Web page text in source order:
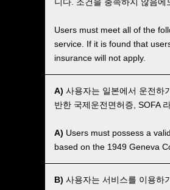
Users must meet all of the
service. If it is found that
insurance will not apply.
A) 사용자는 일본에서 운전하
반한 국제운전면허증, SOFA
A) Users must possess a
based on the 1949 Geneva
B) 사용자는 서비스를 이용하